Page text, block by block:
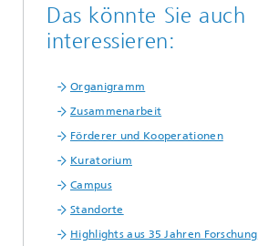
Das könnte Sie auch
interessieren:
Organigramm
Zusammenarbeit
Förderer und Kooperationen
Kuratorium
Campus
Standorte
Highlights aus 35 Jahren Forschung